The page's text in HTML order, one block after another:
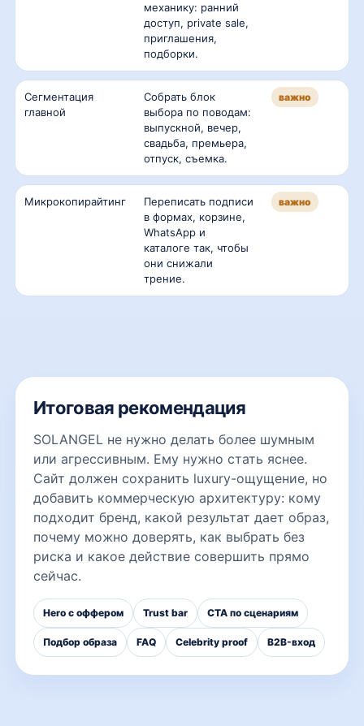
механику: ранний
доступ, private sale,
приглашения,
подборки.
Сегментация
главной
Собрать блок
выбора по поводам:
выпускной, вечер,
свадьба, премьера,
отпуск, съемка.
важно
Микрокопирайтинг
Переписать подписи
в формах, корзине,
WhatsApp и
каталоге так, чтобы
они снижали
трение.
важно
Итоговая рекомендация
SOLANGEL не нужно делать более шумным
или агрессивным. Ему нужно стать яснее.
Сайт должен сохранить luxury-ощущение, но
добавить коммерческую архитектуру: кому
подходит бренд, какой результат дает образ,
почему можно доверять, как выбрать без
риска и какое действие совершить прямо
сейчас.
Hero с оффером Trust bar CTA по сценариям
Подбор образа FAQ Celebrity proof B2B-вход